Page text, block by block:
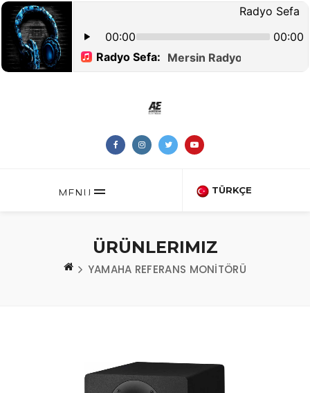
TÜRKÇE
MENU
ÜRÜNLERIMIZ
YAMAHA REFERANS MONİTÖRÜ